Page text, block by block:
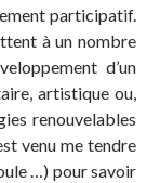
participatif.
à un nombre
d’un
artistique ou,
renouvelables
venu me tendre
…) pour savoir